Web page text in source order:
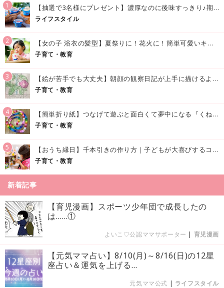
1 【抽選で3名様にプレゼント】濃厚なのに後味すっきり♪期間限定の「メイトーのなめらかプリン カルピス®入りソース」で夏を味わおう！
ライフスタイル
2 【女の子 浴衣の髪型】夏祭りに！花火に！簡単可愛いキッズの浴衣ヘアアレンジまとめ
子育て・教育
3 【絵が苦手でも大丈夫】朝顔の観察日記が上手に描けるようになる方法｜イラスト付き
子育て・教育
4 【簡単折り紙】つなげて遊ぶと面白くて夢中になる『くねくねへびさんの作り方』
子育て・教育
5 【おうち縁日】千本引きの作り方｜子どもが大喜びするコツやアイデア♪
子育て・教育
新着記事
【育児漫画】スポーツ少年団で成長したの
は……①
よいこ♡公認ママサポーター | 育児漫画
【元気ママ占い】8/10(月)～8/16(日)の12星
座占い＆運気を上げる...
元気ママ公式 | ライフスタイル